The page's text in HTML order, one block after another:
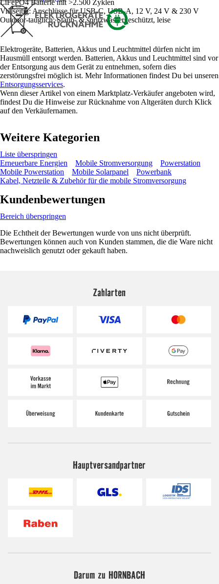
LiFePO4 Batterie mit >2.500 Zyklen
Vielseitig: Anschlüsse für USB-C, USB-A, 12 V, 24 V & 230 V
Outdoor-tauglich: Staub- & spritzwassergeschützt, leise
Elektrogeräte, Batterien, Akkus und Leuchtmittel dürfen nicht im
Hausmüll entsorgt werden. Batterien, Akkus und Leuchtmittel sind vor
der Entsorgung aus dem Gerät zu entnehmen, sofern dies
zerstörungsfrei möglich ist. Mehr Informationen findest Du bei unseren
Entsorgungsservices.
Wenn dieser Artikel von einem Marktplatz-Verkäufer angeboten wird,
findest Du die Hinweise zur Rücknahme von Altgeräten durch Klick
auf den Verkäufernamen.
Weitere Kategorien
Liste überspringen
Erneuerbare Energien
Mobile Stromversorgung
Powerstation
Mobile Powerstation
Mobile Solarpanel
Powerbank
Kabel, Netzteile & Zubehör für die mobile Stromversorgung
Kundenbewertungen
Bereich überspringen
Die Echtheit der Bewertungen wurde von uns nicht überprüft.
Bewertungen können auch von Kunden stammen, die die Ware nicht
nachweislich genutzt oder gekauft haben.
Zahlarten
Hauptversandpartner
Darum zu HORNBACH